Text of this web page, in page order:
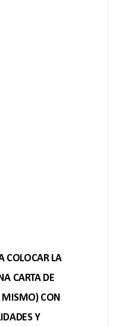
COLOCAR LA
CARTA DE
MISMO) CON
Y